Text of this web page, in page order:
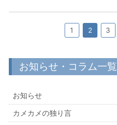
お知らせ・コラム一覧
お知らせ
カメカメの独り言
1 2 3